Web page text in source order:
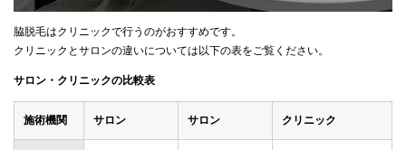
脇脱毛はクリニックで行うのがおすすめです。
クリニックとサロンの違いについては以下の表をご覧ください。
サロン・クリニックの比較表
施術機関 サロン サロン クリニック